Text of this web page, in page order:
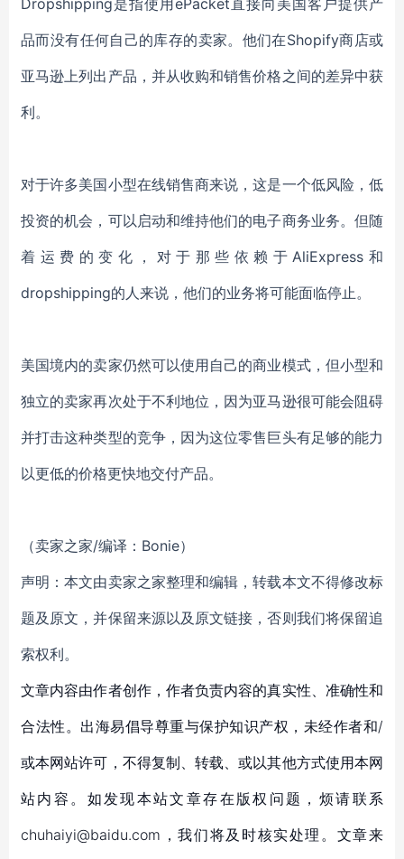
Dropshipping是指使用ePacket直接向美国客户提供产
品而没有任何自己的库存的卖家。他们在Shopify商店或
亚马逊上列出产品，并从收购和销售价格之间的差异中获
利。
对于许多美国小型在线销售商来说，这是一个低风险，低
投资的机会，可以启动和维持他们的电子商务业务。但随
着运费的变化，对于那些依赖于AliExpress和
dropshipping的人来说，他们的业务将可能面临停止。
美国境内的卖家仍然可以使用自己的商业模式，但小型和
独立的卖家再次处于不利地位，因为亚马逊很可能会阻碍
并打击这种类型的竞争，因为这位零售巨头有足够的能力
以更低的价格更快地交付产品。
（卖家之家/编译：Bonie）
声明：本文由卖家之家整理和编辑，转载本文不得修改标
题及原文，并保留来源以及原文链接，否则我们将保留追
索权利。
文章内容由作者创作，作者负责内容的真实性、准确性和
合法性。出海易倡导尊重与保护知识产权，未经作者和/
或本网站许可，不得复制、转载、或以其他方式使用本网
站内容。如发现本站文章存在版权问题，烦请联系
chuhaiyi@baidu.com，我们将及时核实处理。文章来